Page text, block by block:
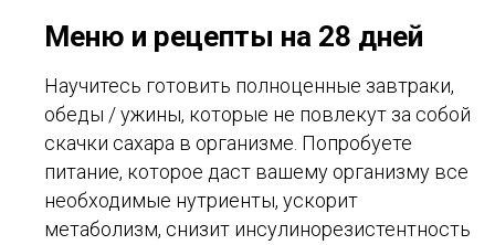
Меню и рецепты на 28 дней
Научитесь готовить полноценные завтраки,
обеды / ужины, которые не повлекут за собой
скачки сахара в организме. Попробуете
питание, которое даст вашему организму все
необходимые нутриенты, ускорит
метаболизм, снизит инсулинорезистентность